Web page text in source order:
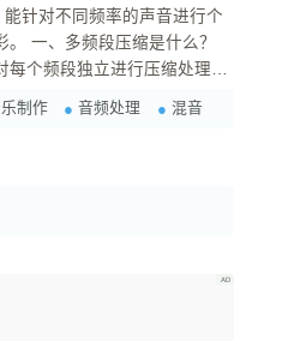
针对不同频率的声音进行个
么？
个频段独立进行压缩处理。
频、中高...
制作 音频处理 混音